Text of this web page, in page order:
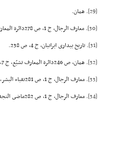
[29]
. همان.
[30]
. معارف الرجال، ج 1، ص 278دائرة المعارف تشیّع، ج 7، ص 251تشیّع و مشروطیت در ایران، ص 123.
[31]
. تاریخ بیدارى ایرانیان، ج 4، ص 238.
[32]
. همان، ص 246دائرة المعارف تشیّع، ج 7، ص 251مرگى در نور به نقل از حیوة الاسلام، ص 93.
[33]
. معارف الرجال، ج 1، ص 281نقباء البشر، ج 2، ص 576اعیانالشیعة، ج 6، ص 10زندگانى و شخصیّت شیخ انصارى، ص 289.
[34]
. معارف الرجال، ج 1، ص 282ماضى النجف و حاضرها، ج 2، ص 228.